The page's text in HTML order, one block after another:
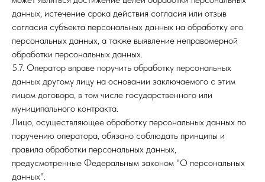
данных, истечение срока действия согласия или отзыв
согласия субъекта персональных данных на обработку его
персональных данных, а также выявление неправомерной
обработки персональных данных.
5.7. Оператор вправе поручить обработку персональных
данных другому лицу на основании заключаемого с этим
лицом договора, в том числе государственного или
муниципального контракта.
Лицо, осуществляющее обработку персональных данных по
поручению оператора, обязано соблюдать принципы и
правила обработки персональных данных,
предусмотренные Федеральным законом "О персональных
данных".